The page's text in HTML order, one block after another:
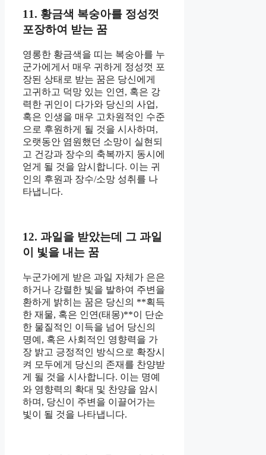
11. 황금색 복숭아를 정성껏
포장하여 받는 꿈
영롱한 황금색을 띠는 복숭아를 누
군가에게서 매우 귀하게 정성껏 포
장된 상태로 받는 꿈은 당신에게
고귀하고 덕망 있는 인연, 혹은 강
력한 귀인이 다가와 당신의 사업,
혹은 인생을 매우 고차원적인 수준
으로 후원하게 될 것을 시사하며,
오랫동안 염원했던 소망이 실현되
고 건강과 장수의 축복까지 동시에
얻게 될 것을 암시합니다. 이는 귀
인의 후원과 장수/소망 성취를 나
타냅니다.
12. 과일을 받았는데 그 과일
이 빛을 내는 꿈
누군가에게 받은 과일 자체가 은은
하거나 강렬한 빛을 발하여 주변을
환하게 밝히는 꿈은 당신의 **획득
한 재물, 혹은 인연(태몽)**이 단순
한 물질적인 이득을 넘어 당신의
명예, 혹은 사회적인 영향력을 가
장 밝고 긍정적인 방식으로 확장시
켜 모두에게 당신의 존재를 찬양받
게 될 것을 시사합니다. 이는 명예
와 영향력의 확대 및 찬양을 암시
하며, 당신이 주변을 이끌어가는
빛이 될 것을 나타냅니다.